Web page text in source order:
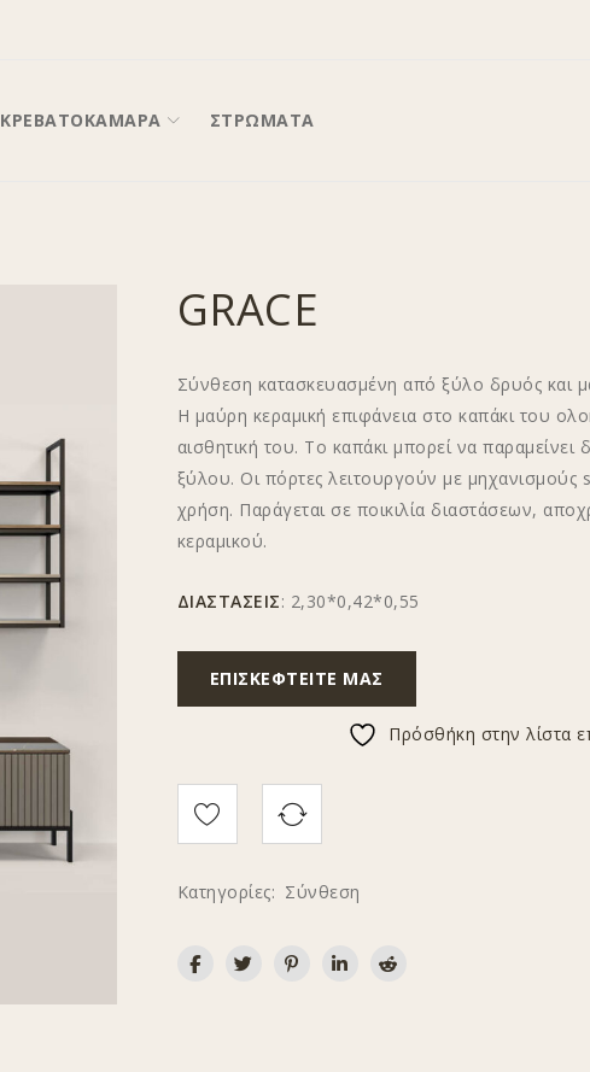
ΚΡΕΒΑΤΟΚΑΜΑΡΑ ΣΤΡΩΜΑΤΑ
GRACE
Σύνθεση κατασκευασμένη από ξύλο δρυός και
Η μαύρη κεραμική επιφάνεια στο καπάκι του
αισθητική του. Το καπάκι μπορεί να παραμείνει
ξύλου. Οι πόρτες λειτουργούν με
χρήση. Παράγεται σε ποικιλία διαστάσεων,
κεραμικού.
ΔΙΑΣΤΑΣΕΙΣ: 2,30*0,42*0,55
ΕΠΙΣΚΕΦΤΕΊΤΕ ΜΑΣ
Πρόσθήκη στην λίστα
Κατηγορίες: Σύνθεση